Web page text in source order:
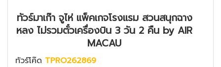
ทัวร์มาเก๊า จูไห่ แพ็คเกจโรงแรม สวนสนุกฉาง
หลง ไม่รวมตั๋วเครื่องบิน 3 วัน 2 คืน by AIR
MACAU
ทัวร์โค๊ด TPRO262869